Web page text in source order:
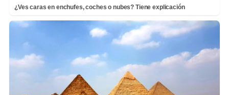
¿Ves caras en enchufes, coches o nubes? Tiene explicación